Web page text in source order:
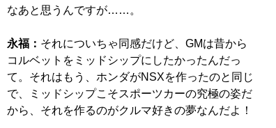
なあと思うんですが……。
永福： それについちゃ同感だけど、GMは昔から
コルベットをミッドシップにしたかったんだっ
て。それはもう、ホンダがNSXを作ったのと同じ
で、ミッドシップこそスポーツカーの究極の姿だ
から、それを作るのがクルマ好きの夢なんだよ！